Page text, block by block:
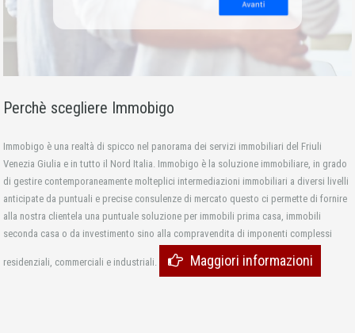
Perchè scegliere Immobigo
Immobigo è una realtà di spicco nel panorama dei servizi immobiliari del Friuli
Venezia Giulia e in tutto il Nord Italia. Immobigo è la soluzione immobiliare, in grado
di gestire contemporaneamente molteplici intermediazioni immobiliari a diversi livelli
anticipate da puntuali e precise consulenze di mercato questo ci permette di fornire
alla nostra clientela una puntuale soluzione per immobili prima casa, immobili
seconda casa o da investimento sino alla compravendita di imponenti complessi
residenziali, commerciali e industriali. Maggiori informazioni